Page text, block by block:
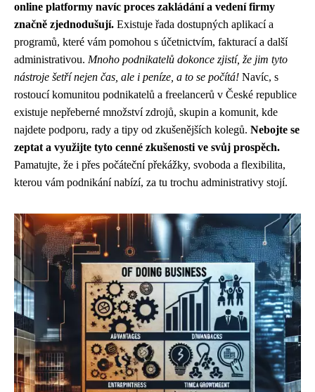
online platformy navíc proces zakládání a vedení firmy
značně zjednodušují. Existuje řada dostupných aplikací a
programů, které vám pomohou s účetnictvím, fakturací a další
administrativou. Mnoho podnikatelů dokonce zjistí, že jim tyto
nástroje šetří nejen čas, ale i peníze, a to se počítá! Navíc, s
rostoucí komunitou podnikatelů a freelancerů v České republice
existuje nepřeberné množství zdrojů, skupin a komunit, kde
najdete podporu, rady a tipy od zkušenějších kolegů. Nebojte se
zeptat a využijte tyto cenné zkušenosti ve svůj prospěch.
Pamatujte, že i přes počáteční překážky, svoboda a flexibilita,
kterou vám podnikání nabízí, za tu trochu administrativy stojí.